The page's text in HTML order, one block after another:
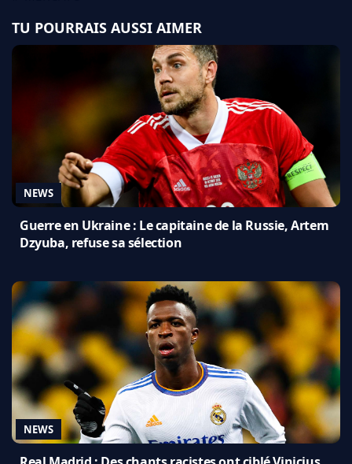
TU POURRAIS AUSSI AIMER
NEWS
Guerre en Ukraine : Le capitaine de la Russie, Artem
Dzyuba, refuse sa sélection
NEWS